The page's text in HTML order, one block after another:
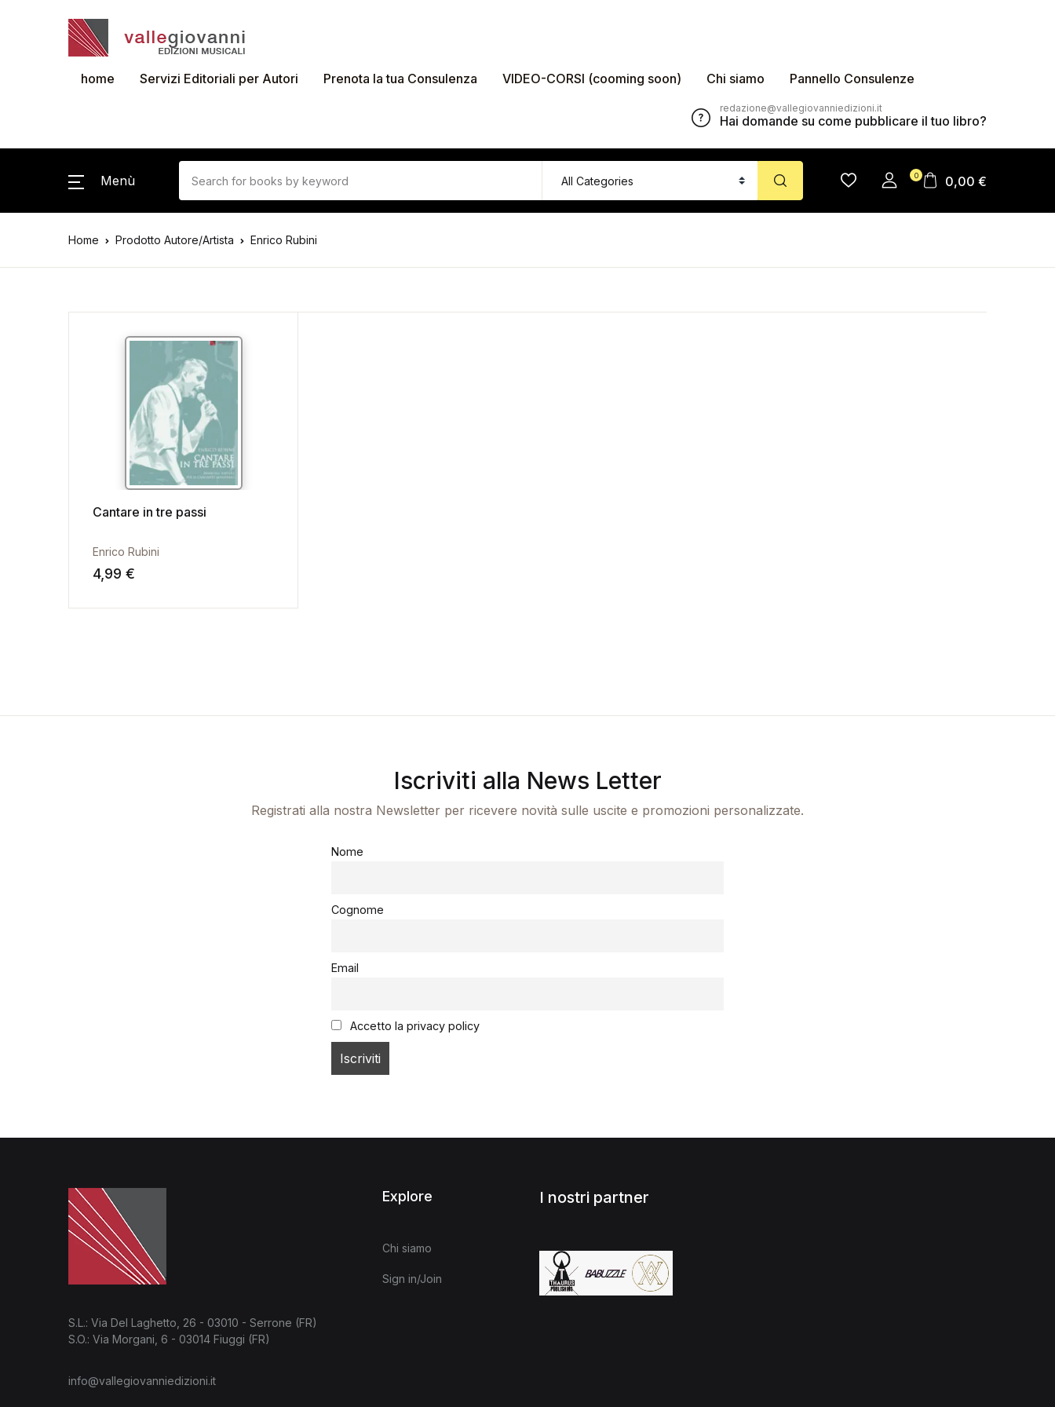
home Servizi Editoriali per Autori Prenota la tua Consulenza VIDEO-CORSI (cooming soon) Chi siamo Pannello Consulenze
redazione@vallegiovanniedizioni.it
Hai domande su come pubblicare il tuo libro?
Menù 0 0,00 €
Home Prodotto Autore/Artista Enrico Rubini
Cantare in tre passi
Enrico Rubini
4,99 €
Iscriviti alla News Letter
Registrati alla nostra Newsletter per ricevere novità sulle uscite e promozioni personalizzate.
Nome
Cognome
Email
Accetto la privacy policy
S.L.: Via Del Laghetto, 26 - 03010 - Serrone (FR)
S.O.: Via Morgani, 6 - 03014 Fiuggi (FR)
info@vallegiovanniedizioni.it
Explore
Chi siamo
Sign in/Join
I nostri partner